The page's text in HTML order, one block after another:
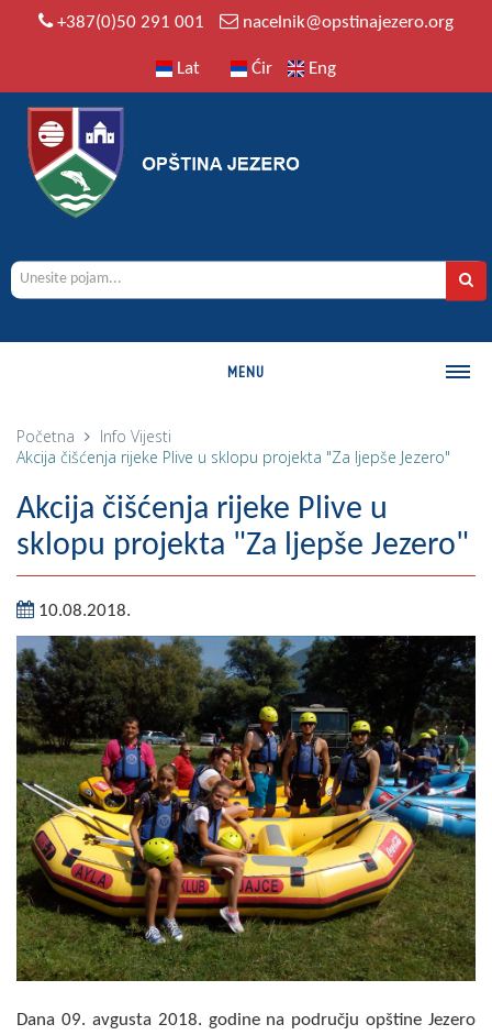
+387(0)50 291 001 nacelnik@opstinajezero.org
Lat Ćir Eng
MENU
Istorija
Geografija
Naseljena mjesta
Zanimljivosti
Fotogalerija
NAČELNIK
O Načelniku
Zamjenik načelnika
Izvještaj o radu načelnika
SKUPŠTINA
Statut Opštine
Skupštinsko vijeće opštine jezero
Početna Info Vijesti
Akcija čišćenja rijeke Plive u sklopu projekta "Za ljepše Jezero"
Akcija čišćenja rijeke Plive u
sklopu projekta "Za ljepše Jezero"
10.08.2018.
Dana 09. avgusta 2018. godine na području opštine Jezero